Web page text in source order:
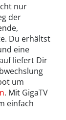
nur
der
Du erhältst
eine
liefert Dir
um
. Mit GigaTV
einfach